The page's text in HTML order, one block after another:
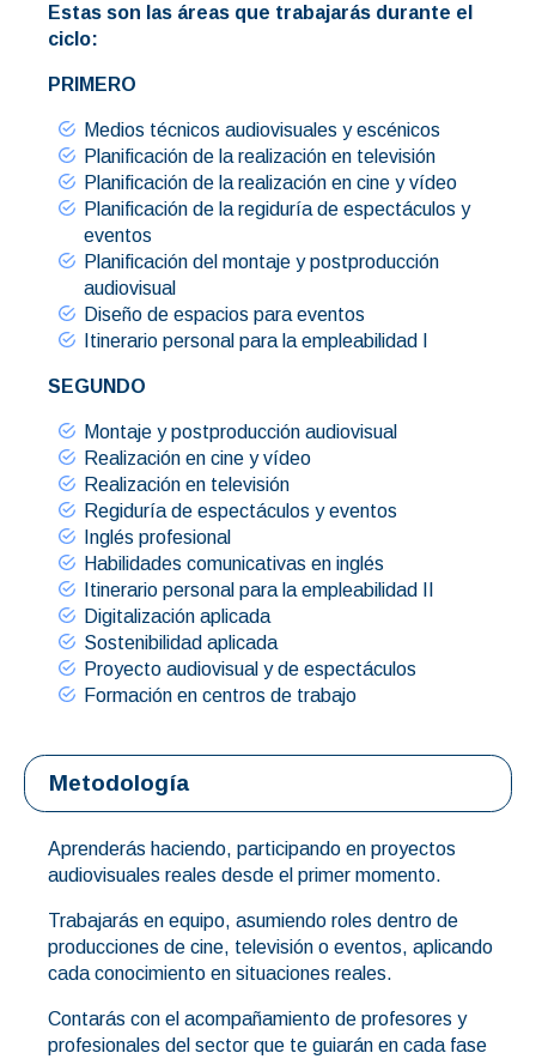
Estas son las áreas que trabajarás durante el
ciclo:
PRIMERO
Medios técnicos audiovisuales y escénicos
Planificación de la realización en televisión
Planificación de la realización en cine y vídeo
Planificación de la regiduría de espectáculos y
eventos
Planificación del montaje y postproducción
audiovisual
Diseño de espacios para eventos
Itinerario personal para la empleabilidad I
SEGUNDO
Montaje y postproducción audiovisual
Realización en cine y vídeo
Realización en televisión
Regiduría de espectáculos y eventos
Inglés profesional
Habilidades comunicativas en inglés
Itinerario personal para la empleabilidad II
Digitalización aplicada
Sostenibilidad aplicada
Proyecto audiovisual y de espectáculos
Formación en centros de trabajo
Metodología
Aprenderás haciendo, participando en proyectos
audiovisuales reales desde el primer momento.
Trabajarás en equipo, asumiendo roles dentro de
producciones de cine, televisión o eventos, aplicando
cada conocimiento en situaciones reales.
Contarás con el acompañamiento de profesores y
profesionales del sector que te guiarán en cada fase